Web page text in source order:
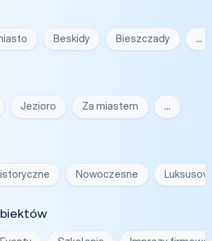
Beskidy Bieszczady …
Jezioro Za miastem …
Nowoczesne